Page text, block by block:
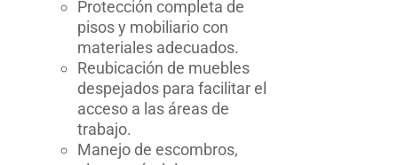
Protección completa de
pisos y mobiliario con
materiales adecuados.
Reubicación de muebles
despejados para facilitar el
acceso a las áreas de
trabajo.
Manejo de escombros,